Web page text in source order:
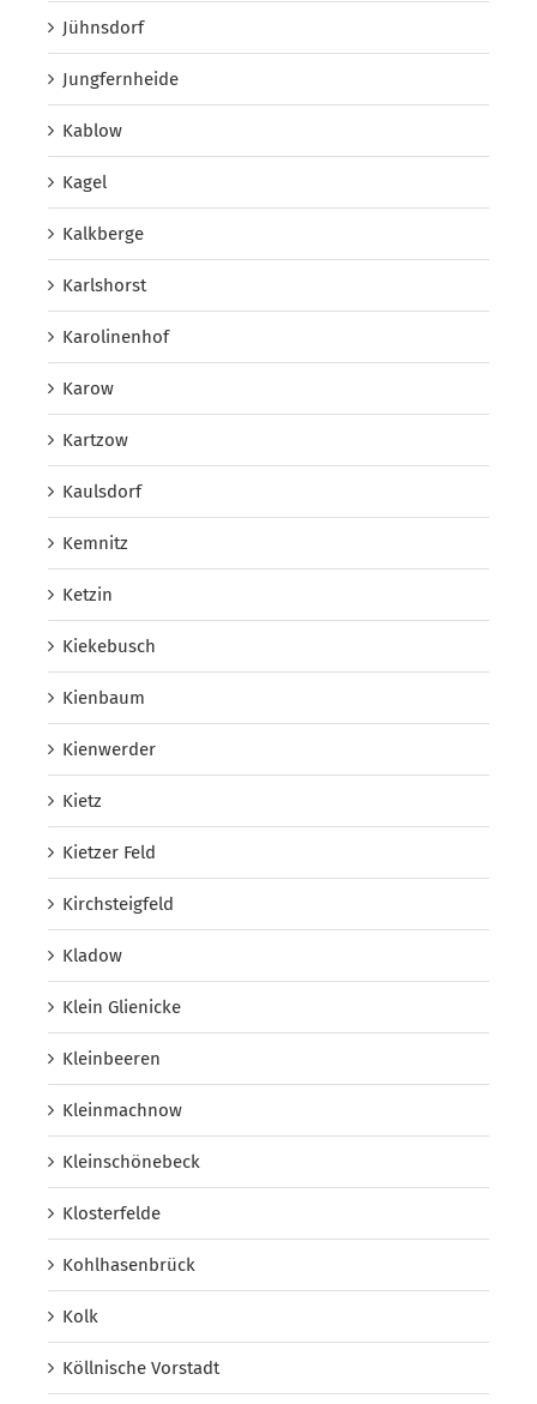
Jühnsdorf
Jungfernheide
Kablow
Kagel
Kalkberge
Karlshorst
Karolinenhof
Karow
Kartzow
Kaulsdorf
Kemnitz
Ketzin
Kiekebusch
Kienbaum
Kienwerder
Kietz
Kietzer Feld
Kirchsteigfeld
Kladow
Klein Glienicke
Kleinbeeren
Kleinmachnow
Kleinschönebeck
Klosterfelde
Kohlhasenbrück
Kolk
Köllnische Vorstadt